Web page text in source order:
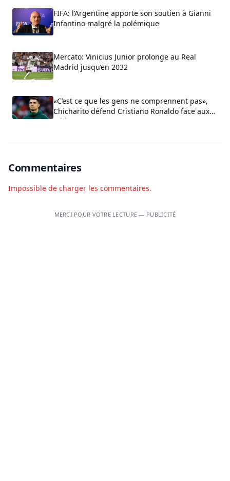
FIFA: l’Argentine apporte son soutien à Gianni
Infantino malgré la polémique
Mercato: Vinicius Junior prolonge au Real
Madrid jusqu’en 2032
«C’est ce que les gens ne comprennent pas»,
Chicharito défend Cristiano Ronaldo face aux
critiques sur son arrogance
Commentaires
Impossible de charger les commentaires.
MERCI POUR VOTRE LECTURE — PUBLICITÉ